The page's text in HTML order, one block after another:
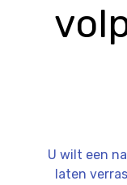
U wilt een
laten